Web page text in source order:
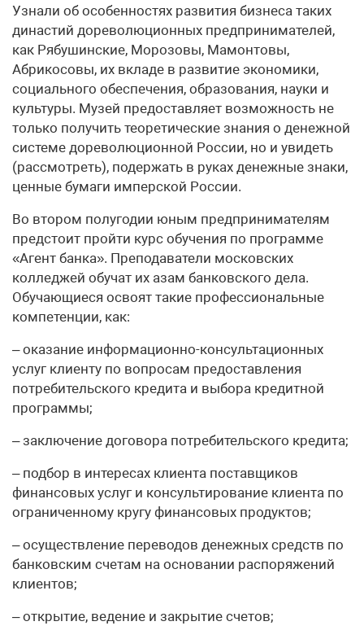
Узнали об особенностях развития бизнеса таких
династий дореволюционных предпринимателей,
как Рябушинские, Морозовы, Мамонтовы,
Абрикосовы, их вкладе в развитие экономики,
социального обеспечения, образования, науки и
культуры. Музей предоставляет возможность не
только получить теоретические знания о денежной
системе дореволюционной России, но и увидеть
(рассмотреть), подержать в руках денежные знаки,
ценные бумаги имперской России.
Во втором полугодии юным предпринимателям
предстоит пройти курс обучения по программе
«Агент банка». Преподаватели московских
колледжей обучат их азам банковского дела.
Обучающиеся освоят такие профессиональные
компетенции, как:
– оказание информационно-консультационных
услуг клиенту по вопросам предоставления
потребительского кредита и выбора кредитной
программы;
– заключение договора потребительского кредита;
– подбор в интересах клиента поставщиков
финансовых услуг и консультирование клиента по
ограниченному кругу финансовых продуктов;
– осуществление переводов денежных средств по
банковским счетам на основании распоряжений
клиентов;
– открытие, ведение и закрытие счетов;